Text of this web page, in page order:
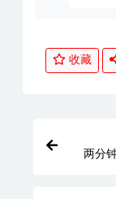
收藏
两分